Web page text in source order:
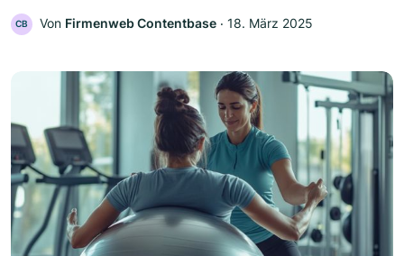
CB Von Firmenweb Contentbase ‧ 18. März 2025